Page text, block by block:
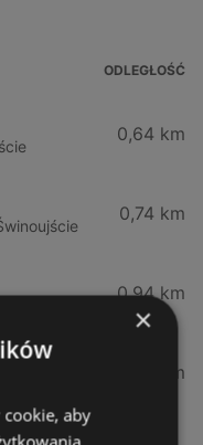
ODLEGŁOŚĆ
0,64 km
0,74 km
0,94 km
1,02 km
×
aby